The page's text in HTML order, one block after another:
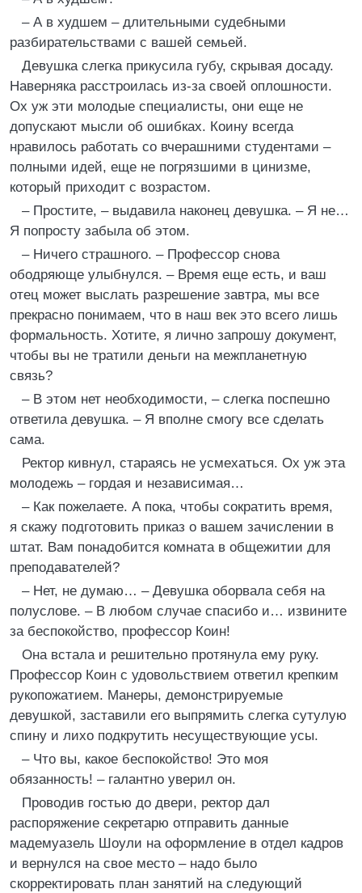
– А в худшем – длительными судебными
разбирательствами с вашей семьей.
Девушка слегка прикусила губу, скрывая досаду.
Наверняка расстроилась из-за своей оплошности.
Ох уж эти молодые специалисты, они еще не
допускают мысли об ошибках. Коину всегда
нравилось работать со вчерашними студентами –
полными идей, еще не погрязшими в цинизме,
который приходит с возрастом.
– Простите, – выдавила наконец девушка. – Я не…
Я попросту забыла об этом.
– Ничего страшного. – Профессор снова
ободряюще улыбнулся. – Время еще есть, и ваш
отец может выслать разрешение завтра, мы все
прекрасно понимаем, что в наш век это всего лишь
формальность. Хотите, я лично запрошу документ,
чтобы вы не тратили деньги на межпланетную
связь?
– В этом нет необходимости, – слегка поспешно
ответила девушка. – Я вполне смогу все сделать
сама.
Ректор кивнул, стараясь не усмехаться. Ох уж эта
молодежь – гордая и независимая…
– Как пожелаете. А пока, чтобы сократить время,
я скажу подготовить приказ о вашем зачислении в
штат. Вам понадобится комната в общежитии для
преподавателей?
– Нет, не думаю… – Девушка оборвала себя на
полуслове. – В любом случае спасибо и… извините
за беспокойство, профессор Коин!
Она встала и решительно протянула ему руку.
Профессор Коин с удовольствием ответил крепким
рукопожатием. Манеры, демонстрируемые
девушкой, заставили его выпрямить слегка сутулую
спину и лихо подкрутить несуществующие усы.
– Что вы, какое беспокойство! Это моя
обязанность! – галантно уверил он.
Проводив гостью до двери, ректор дал
распоряжение секретарю отправить данные
мадемуазель Шоули на оформление в отдел кадров
и вернулся на свое место – надо было
скорректировать план занятий на следующий